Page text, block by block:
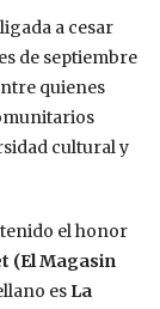
a cesar
de septiembre
quienes
cultural y
el honor
(El Magasin
es La